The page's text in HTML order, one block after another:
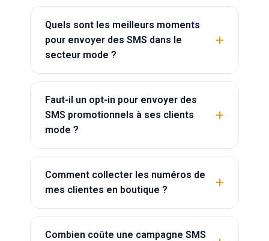
Quels sont les meilleurs moments
pour envoyer des SMS dans le
secteur mode ?
Faut-il un opt-in pour envoyer des
SMS promotionnels à ses clients
mode ?
Comment collecter les numéros de
mes clientes en boutique ?
Combien coûte une campagne SMS